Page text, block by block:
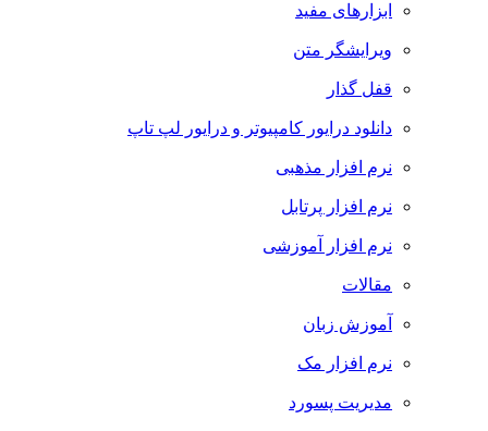
ابزارهای مفید
ویرایشگر متن
قفل گذار
دانلود درایور کامپیوتر و درایور لپ تاپ
نرم افزار مذهبی
نرم افزار پرتابل
نرم افزار آموزشی
مقالات
آموزش زبان
نرم افزار مک
مدیریت پسورد